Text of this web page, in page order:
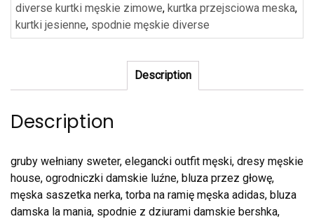
diverse kurtki męskie zimowe, kurtka przejsciowa meska,
kurtki jesienne, spodnie męskie diverse
Description
Description
gruby wełniany sweter, elegancki outfit męski, dresy męskie
house, ogrodniczki damskie luźne, bluza przez głowę,
męska saszetka nerka, torba na ramię męska adidas, bluza
damska la mania, spodnie z dziurami damskie bershka,